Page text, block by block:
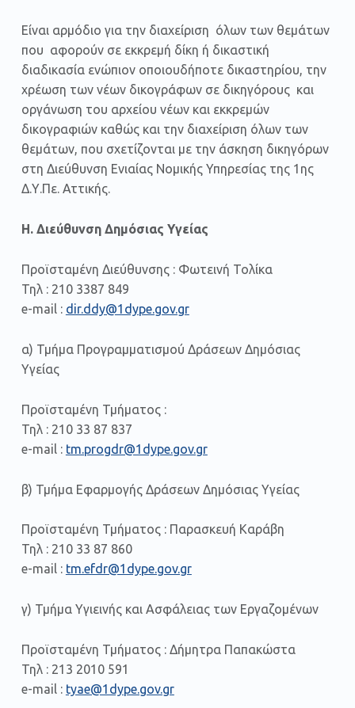
Είναι αρμόδιο για την διαχείριση όλων των θεμάτων
που αφορούν σε εκκρεμή δίκη ή δικαστική
διαδικασία ενώπιον οποιουδήποτε δικαστηρίου, την
χρέωση των νέων δικογράφων σε δικηγόρους και
οργάνωση του αρχείου νέων και εκκρεμών
δικογραφιών καθώς και την διαχείριση όλων των
θεμάτων, που σχετίζονται με την άσκηση δικηγόρων
στη Διεύθυνση Ενιαίας Νομικής Υπηρεσίας της 1ης
Δ.Υ.Πε. Αττικής.
Η. Διεύθυνση Δημόσιας Υγείας
Προϊσταμένη Διεύθυνσης : Φωτεινή Τολίκα
Τηλ : 210 3387 849
e-mail : dir.ddy@1dype.gov.gr
α) Τμήμα Προγραμματισμού Δράσεων Δημόσιας
Υγείας
Προϊσταμένη Τμήματος :
Τηλ : 210 33 87 837
e-mail : tm.progdr@1dype.gov.gr
β) Τμήμα Εφαρμογής Δράσεων Δημόσιας Υγείας
Προϊσταμένη Τμήματος : Παρασκευή Καράβη
Τηλ : 210 33 87 860
e-mail : tm.efdr@1dype.gov.gr
γ) Τμήμα Υγιεινής και Ασφάλειας των Εργαζομένων
Προϊσταμένη Τμήματος : Δήμητρα Παπακώστα
Τηλ : 213 2010 591
e-mail : tyae@1dype.gov.gr